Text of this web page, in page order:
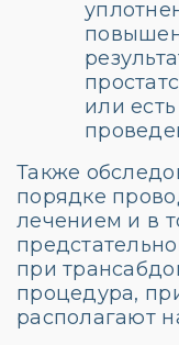
или
Также
порядке
лечением и в
при
процедура,
располагают